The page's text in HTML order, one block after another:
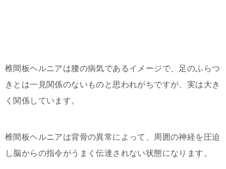
椎間板ヘルニアは腰の病気であるイメージで、足のふらつ
きとは一見関係のないものと思われがちですが、実は大き
く関係しています。
椎間板ヘルニアは背骨の異常によって、周囲の神経を圧迫
し脳からの指令がうまく伝達されない状態になります。